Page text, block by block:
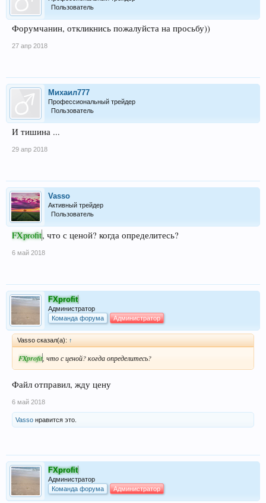
Пользователь
Форумчанин, откликнись пожалуйста на просьбу))
27 апр 2018
Михаил777
Профессиональный трейдер
Пользователь
И тишина ...
29 апр 2018
Vasso
Активный трейдер
Пользователь
FXprofit, что с ценой? когда определитесь?
6 май 2018
FXprofit
Администратор
Команда форума
Администратор
Vasso сказал(а): ↑
FXprofit , что с ценой? когда определитесь?
Файл отправил, жду цену
6 май 2018
Vasso нравится это.
FXprofit
Администратор
Команда форума
Администратор